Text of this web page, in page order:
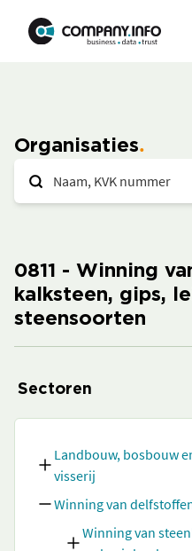
Organisaties
0811 - Winning
kalksteen, gips,
steensoorten
Sectoren
Landbouw, bosbouw
visserij
Winning van
Winning van